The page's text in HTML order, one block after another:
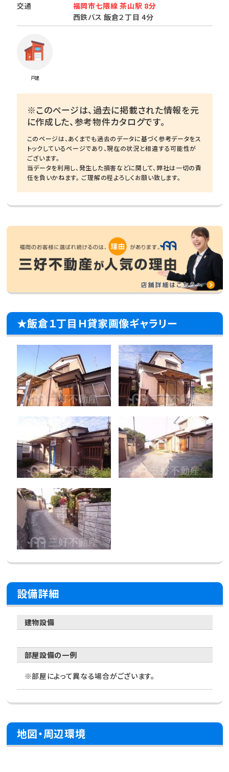
交通
福岡市七隈線 茶山駅 8分
西鉄バス 飯倉２丁目 4分
戸建
※このページは、過去に掲載された情報を元
に作成した、参考物件カタログです。
このページは、あくまでも過去のデータに基づく参考データをス
トックしているページであり、現在の状況と相違する可能性が
ございます。
当データを利用し、発生した損害などに関して、弊社は一切の責
任を負いかねます。 ご理解の程よろしくお願い致します。
★飯倉１丁目Ｈ貸家画像ギャラリー
設備詳細
建物設備
部屋設備の一例
※部屋によって異なる場合がございます。
地図・周辺環境